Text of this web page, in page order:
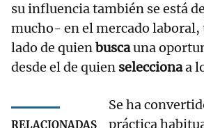
su influencia también se está
mucho- en el mercado laboral,
lado de quienbuscauna
desde el de quien seleccionaa
RELACIONADAS
Se ha
práctica